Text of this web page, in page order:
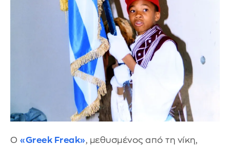
Ο «Greek Freak», μεθυσμένος από τη νίκη,